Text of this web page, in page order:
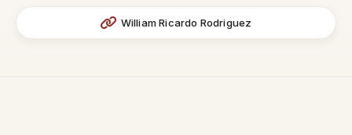
William Ricardo Rodriguez